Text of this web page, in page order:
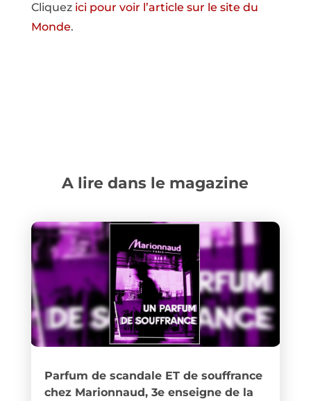
Cliquez ici pour voir l’article sur le site du
Monde.
A lire dans le magazine
Parfum de scandale ET de souffrance
chez Marionnaud, 3e enseigne de la